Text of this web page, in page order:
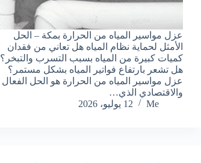
عزل مواسير المياه من الحرارة بمكة – الحل
الأمثل لحماية نظام المياه هل تعاني من فقدان
كميات كبيرة من المياه بسبب التسرب والتبخر؟
هل تشعر بارتفاع فواتير المياه بشكل مستمر؟
عزل مواسير المياه من الحرارة هو الحل الفعال
والاقتصادي الذي…
Me
12 يوليو، 2026